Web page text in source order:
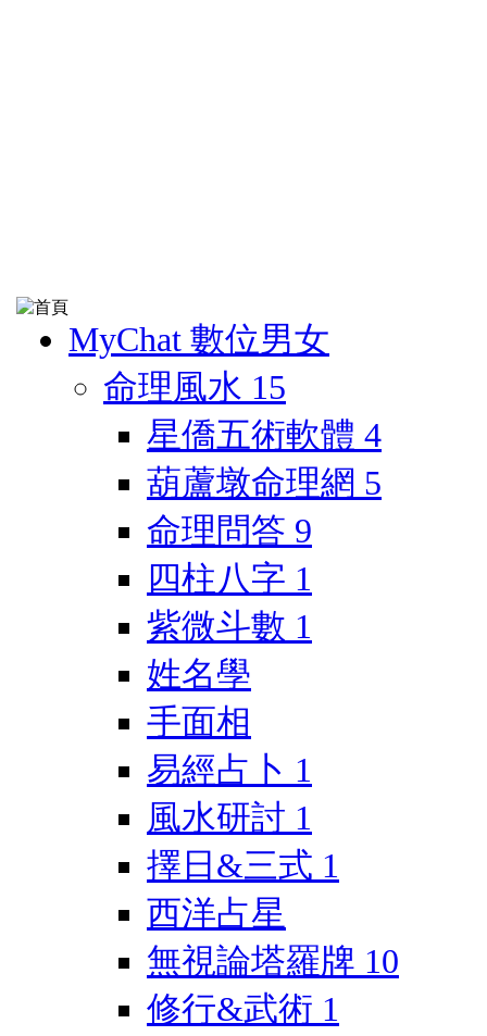
MyChat 數位男女
命理風水 15
星僑五術軟體 4
葫蘆墩命理網 5
命理問答 9
四柱八字 1
紫微斗數 1
姓名學
手面相
易經占卜 1
風水研討 1
擇日&三式 1
西洋占星
無視論塔羅牌 10
修行&武術 1